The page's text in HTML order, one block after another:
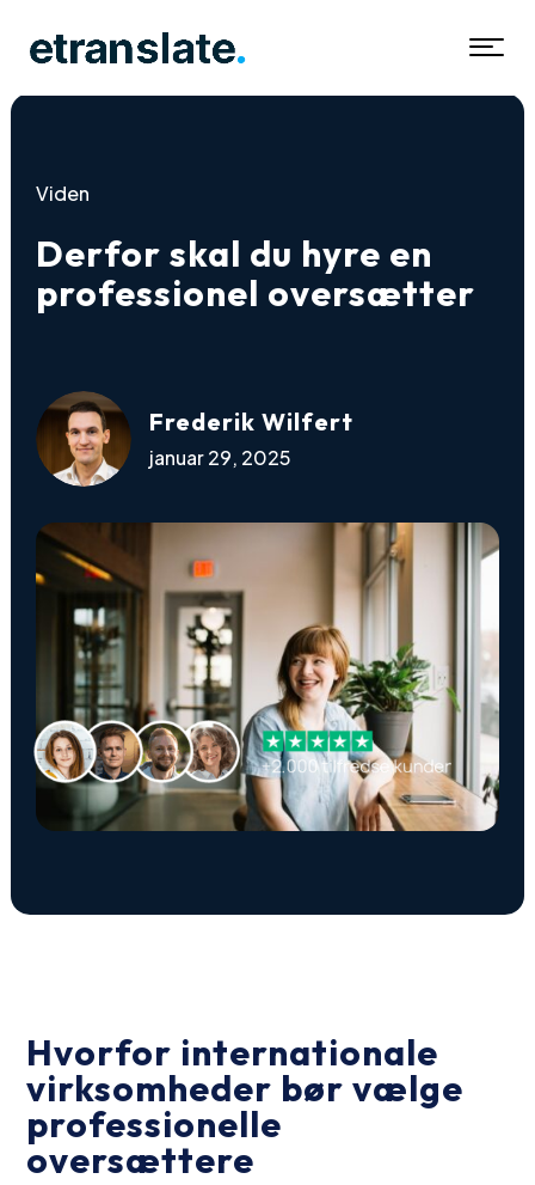
Viden
Derfor skal du hyre en
professionel oversætter
Frederik Wilfert
januar 29, 2025
Hvorfor internationale
virksomheder bør vælge
professionelle
oversættere